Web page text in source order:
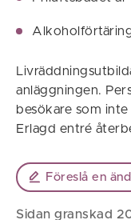
anläggningen.
besökare som
Erlagd entré
Föreslå en
Sidan granskad